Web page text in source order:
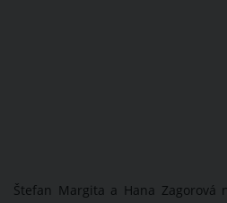
Štefan Margita a Hana Zagorová